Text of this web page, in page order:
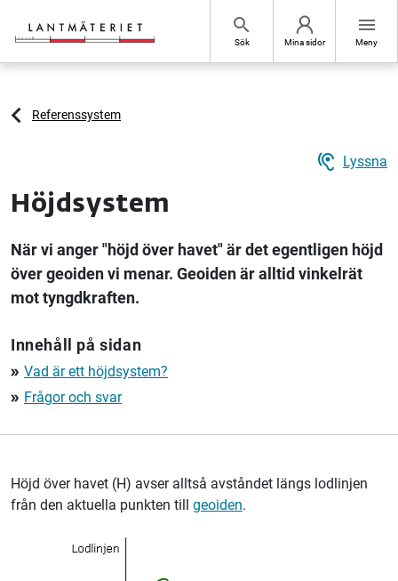
search
Sök Mina sidor
menu
Meny
Referenssystem
hearing Lyssna
Höjdsystem
När vi anger "höjd över havet" är det egentligen höjd
över geoiden vi menar. Geoiden är alltid vinkelrät
mot tyngdkraften.
Innehåll på sidan
double_arrow Vad är ett höjdsystem?
double_arrow Frågor och svar
Höjd över havet (H) avser alltså avståndet längs lodlinjen
från den aktuella punkten till geoiden.